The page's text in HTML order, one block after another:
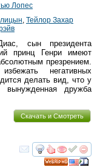
Лопес
, Тейлор Захар
сын президента
принц Генри имеют
презрением.
негативных
делать вид, что у
дружба
Скачать и Смотреть
смотреть